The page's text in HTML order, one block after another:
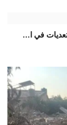
في ا...